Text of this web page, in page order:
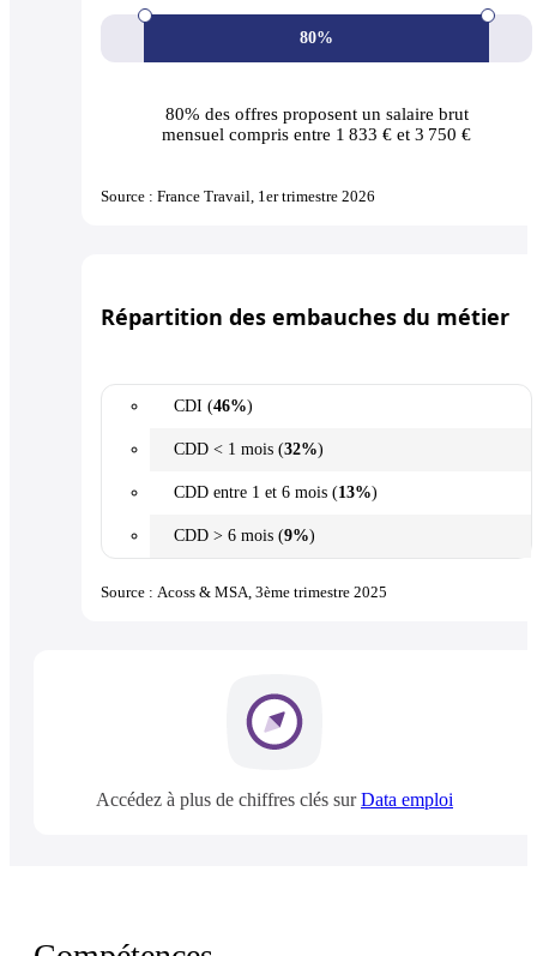
80%
80% des offresproposent un salaire brut
mensuel compris entre 1 833 € et 3 750 €
Source : France Travail, 1er trimestre 2026
Répartition des embauches du métier
CDI (46%)
CDD < 1 mois (32%)
CDD entre 1 et 6 mois (13%)
CDD > 6 mois (9%)
Source : Acoss & MSA, 3ème trimestre 2025
Accédez à plus de chiffres clés surData emploi